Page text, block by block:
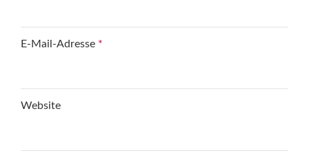
E-Mail-Adresse *
Website